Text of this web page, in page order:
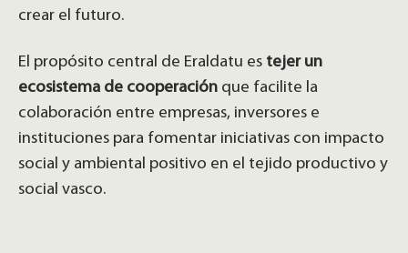
crear el futuro.
El propósito central de Eraldatu es tejer un
ecosistema de cooperación que facilite la
colaboración entre empresas, inversores e
instituciones para fomentar iniciativas con impacto
social y ambiental positivo en el tejido productivo y
social vasco.